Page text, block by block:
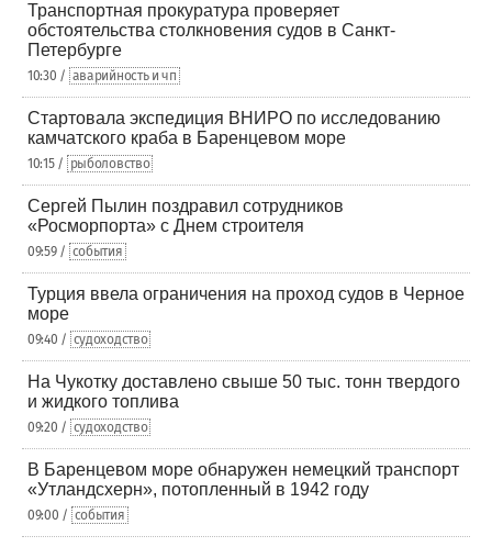
Транспортная прокуратура проверяет
обстоятельства столкновения судов в Санкт-
Петербурге
10:30 / аварийность и чп
Стартовала экспедиция ВНИРО по исследованию
камчатского краба в Баренцевом море
10:15 / рыболовство
Сергей Пылин поздравил сотрудников
«Росморпорта» с Днем строителя
09:59 / события
Турция ввела ограничения на проход судов в Черное
море
09:40 / судоходство
На Чукотку доставлено свыше 50 тыс. тонн твердого
и жидкого топлива
09:20 / судоходство
В Баренцевом море обнаружен немецкий транспорт
«Утландсхерн», потопленный в 1942 году
09:00 / события